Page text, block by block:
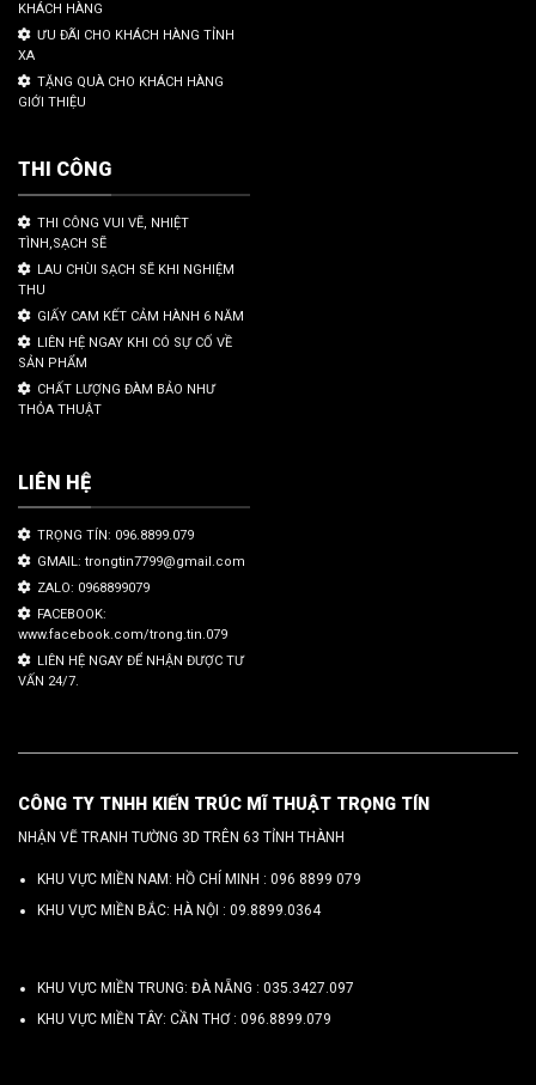
KHÁCH HÀNG
ƯU ĐÃI CHO KHÁCH HÀNG TỈNH
XA
TẶNG QUÀ CHO KHÁCH HÀNG
GIỚI THIỆU
THI CÔNG
THI CÔNG VUI VẼ, NHIỆT
TÌNH,SẠCH SẼ
LAU CHÙI SẠCH SẼ KHI NGHIỆM
THU
GIẤY CAM KẾT CẢM HÀNH 6 NĂM
LIÊN HỆ NGAY KHI CÓ SỰ CỐ VỀ
SẢN PHẨM
CHẤT LƯỢNG ĐÀM BẢO NHƯ
THỎA THUẬT
LIÊN HỆ
TRỌNG TÍN: 096.8899.079
GMAIL: trongtin7799@gmail.com
ZALO: 0968899079
FACEBOOK:
www.facebook.com/trong.tin.079
LIÊN HỆ NGAY ĐỂ NHẬN ĐƯỢC TƯ
VẤN 24/7.
CÔNG TY TNHH KIẾN TRÚC MĨ THUẬT TRỌNG TÍN
NHẬN VẼ TRANH TƯỜNG 3D TRÊN 63 TỈNH THÀNH
KHU VỰC MIỀN NAM: HỒ CHÍ MINH : 096 8899 079
KHU VỰC MIỀN BẮC: HÀ NỘI : 09.8899.0364
KHU VỰC MIỀN TRUNG: ĐÀ NẴNG : 035.3427.097
KHU VỰC MIỀN TÂY: CẦN THƠ : 096.8899.079